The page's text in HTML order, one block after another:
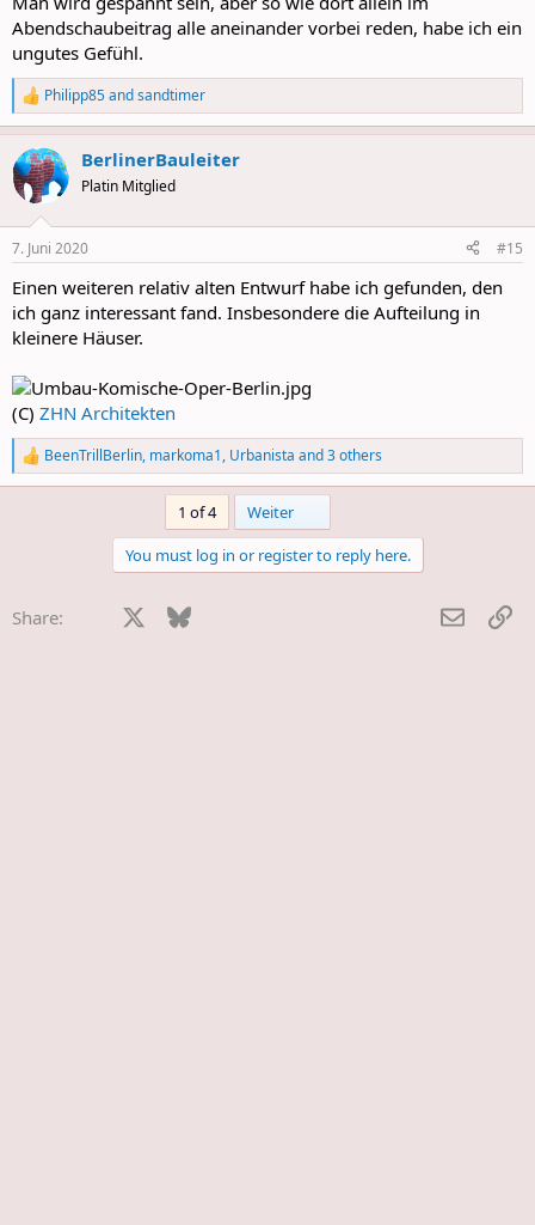
Abendschaubeitrag alle aneinander vorbei reden, habe ich ein
ungutes Gefühl.
R
e
a
c
t
i
s
Philipp85andsandtimer
BerlinerBauleiter
Platin Mitglied
7. Juni 2020 #15
Einen weiteren relativ alten Entwurf habe ich gefunden, den
ich ganz interessant fand. Insbesondere die Aufteilung in
kleinere Häuser.
(C) ZHN Architekten
R
e
s
BeenTrillBerlin, markoma1, Urbanista and 3 others
1 of 4 Weiter
You must log in or register to reply here.
Share: Facebook Bluesky WhatsApp
E-Mail